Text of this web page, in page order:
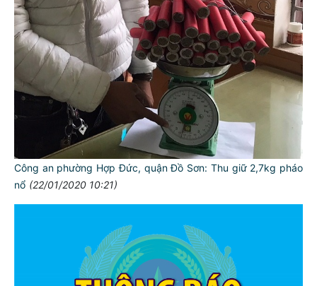
Công an phường Hợp Đức, quận Đồ Sơn: Thu giữ 2,7kg pháo
nổ (22/01/2020 10:21)